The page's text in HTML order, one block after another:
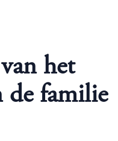
het
de familie